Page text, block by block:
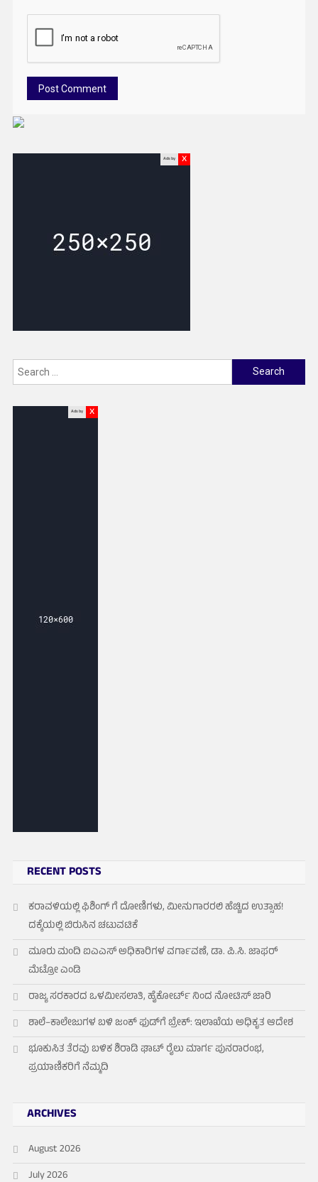
Ads by x
Search
for:
Ads by x
RECENT POSTS
ಕರಾವಳಿಯಲ್ಲಿ ಫಿಶಿಂಗ್ ಗೆ ದೋಣಿಗಳು, ಮೀನುಗಾರರಲಿ ಹೆಚ್ಚಿದ ಉತ್ಸಾಹ!
ದಕ್ಕೆಯಲ್ಲಿ ಬಿರುಸಿನ ಚಟುವಟಿಕೆ
ಮೂರು ಮಂದಿ ಐಎಎಸ್ ಅಧಿಕಾರಿಗಳ ವರ್ಗಾವಣೆ, ಡಾ. ಪಿ.ಸಿ. ಜಾಫರ್
ಮೆಟ್ರೋ ಎಂಡಿ
ರಾಜ್ಯ ಸರಕಾರದ ಒಳಮೀಸಲಾತಿ, ಹೈಕೋರ್ಟ್ ನಿಂದ ನೋಟಿಸ್ ಜಾರಿ
ಶಾಲೆ–ಕಾಲೇಜುಗಳ ಬಳಿ ಜಂಕ್ ಫುಡ್‌ಗೆ ಬ್ರೇಕ್: ಇಲಾಖೆಯ ಅಧಿಕೃತ ಆದೇಶ
ಭೂಕುಸಿತ ತೆರವು ಬಳಿಕ ಶಿರಾಡಿ ಘಾಟ್ ರೈಲು ಮಾರ್ಗ ಪುನರಾರಂಭ,
ಪ್ರಯಾಣಿಕರಿಗೆ ನೆಮ್ಮದಿ
ARCHIVES
August 2026
July 2026